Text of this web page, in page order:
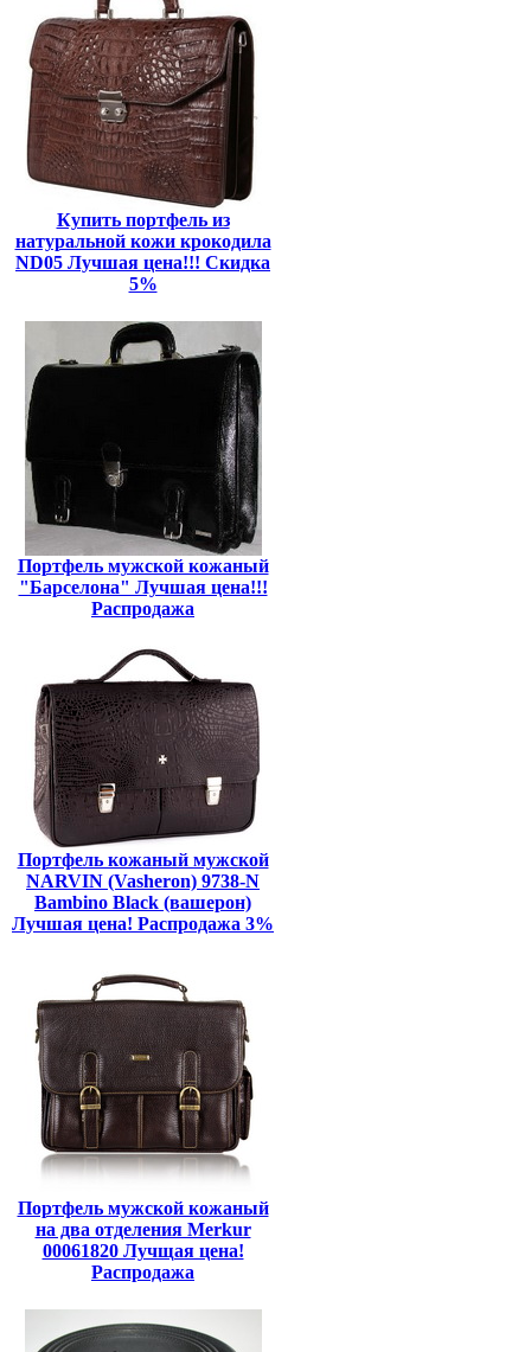
Купить портфель из
натуральной кожи крокодила
ND05 Лучшая цена!!! Скидка
5%
Портфель мужской кожаный
"Барселона" Лучшая цена!!!
Распродажа
Портфель кожаный мужской
NARVIN (Vasheron) 9738-N
Bambino Black (вашерон)
Лучшая цена! Распродажа 3%
Портфель мужской кожаный
на два отделения Merkur
00061820 Лучщая цена!
Распродажа